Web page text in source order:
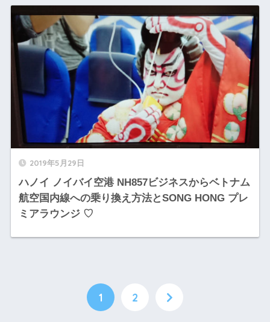
2019年5月29日
ハノイ ノイバイ空港 NH857ビジネスからベトナム
航空国内線への乗り換え方法とSONG HONG プレ
ミアラウンジ ♡
1 2